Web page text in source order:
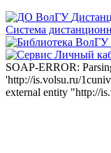
Система
SOAP-ERROR:
'http://is.volsu.ru/
external entity "http://